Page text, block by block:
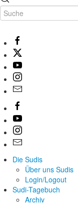
Die Sudis
Über uns Sudis
Login/Logout
Sudi-Tagebuch
Archiv